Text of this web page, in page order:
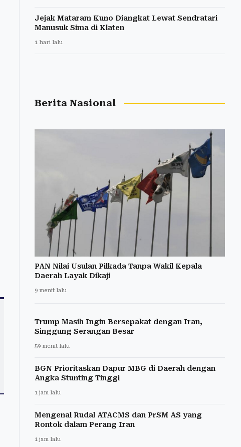
Jejak Mataram Kuno Diangkat Lewat Sendratari
Manusuk Sima di Klaten
1 hari lalu
Berita Nasional
PAN Nilai Usulan Pilkada Tanpa Wakil Kepala
Daerah Layak Dikaji
9 menit lalu
Trump Masih Ingin Bersepakat dengan Iran,
Singgung Serangan Besar
59 menit lalu
BGN Prioritaskan Dapur MBG di Daerah dengan
Angka Stunting Tinggi
1 jam lalu
Mengenal Rudal ATACMS dan PrSM AS yang
Rontok dalam Perang Iran
1 jam lalu